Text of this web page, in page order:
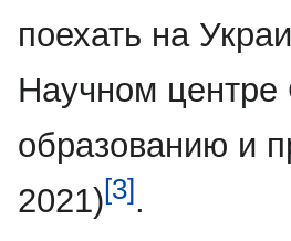
поехать на
Научном центре
образованию и
2021)[3].